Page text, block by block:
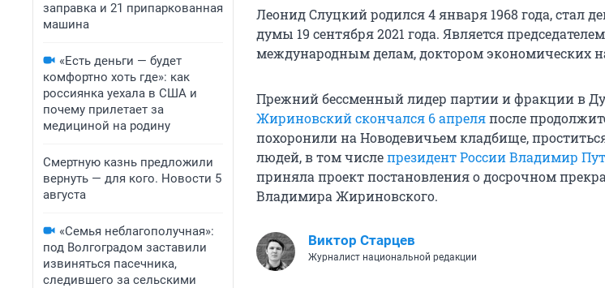
заправка и 21 припаркованная
машина
«Есть деньги — будет
комфортно хоть где»: как
россиянка уехала в США и
почему прилетает за
медициной на родину
Смертную казнь предложили
вернуть — для кого. Новости 5
августа
«Семья неблагополучная»:
под Волгоградом заставили
извиняться пасечника,
следившего за сельскими
Леонид Слуцкий родился 4 января 1968 года, стал
думы 19 сентября 2021 года. Является
международным делам, доктором экономических
Прежний бессменный лидер партии и фракции в
Жириновский скончался 6 апреляпосле
похоронили на Новодевичьем кладбище,
людей, в том числепрезидент России Владимир
приняла проект постановления о досрочном
Владимира Жириновского.
Виктор Старцев
Журналист национальной редакции